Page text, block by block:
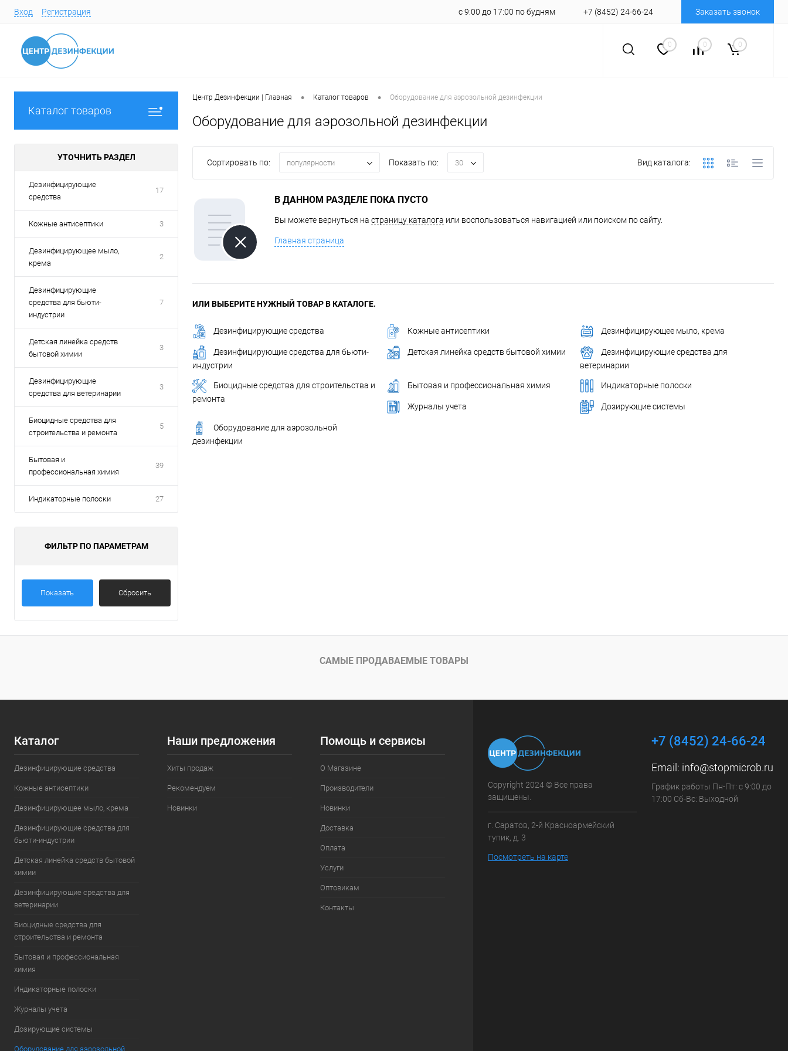
Вход Регистрация с 9:00 до 17:00 по будням +7 (8452) 24-66-24 Заказать звонок
0 0 0
Каталог товаров
УТОЧНИТЬ РАЗДЕЛ
Дезинфицирующие
средства
17
Кожные антисептики 3
Дезинфицирующее мыло,
крема
2
Дезинфицирующие
средства для бьюти-
индустрии
7
Детская линейка средств
бытовой химии
3
Дезинфицирующие
средства для ветеринарии
3
Биоцидные средства для
строительства и ремонта
5
Бытовая и
профессиональная химия
39
Индикаторные полоски 27
ФИЛЬТР ПО ПАРАМЕТРАМ
Показать Сбросить
Центр Дезинфекции | Главная • Каталог товаров • Оборудование для аэрозольной дезинфекции
Оборудование для аэрозольной дезинфекции
Сортировать по: популярности Показать по: 30 Вид каталога:
В ДАННОМ РАЗДЕЛЕ ПОКА ПУСТО
Вы можете вернуться на страницу каталога или воспользоваться навигацией или поиском по сайту.
Главная страница
ИЛИ ВЫБЕРИТЕ НУЖНЫЙ ТОВАР В КАТАЛОГЕ.
Дезинфицирующие средства Кожные антисептики Дезинфицирующее мыло, крема
Дезинфицирующие средства для бьюти-
индустрии
Детская линейка средств бытовой химии
Дезинфицирующие средства для
ветеринарии
Биоцидные средства для строительства и
ремонта
Бытовая и профессиональная химия Индикаторные полоски
Журналы учета Дозирующие системы
Оборудование для аэрозольной
дезинфекции
САМЫЕ ПРОДАВАЕМЫЕ ТОВАРЫ
Каталог
Дезинфицирующие средства
Кожные антисептики
Дезинфицирующее мыло, крема
Дезинфицирующие средства для
бьюти-индустрии
Детская линейка средств бытовой
химии
Дезинфицирующие средства для
ветеринарии
Биоцидные средства для
строительства и ремонта
Бытовая и профессиональная
химия
Индикаторные полоски
Журналы учета
Дозирующие системы
Оборудование для аэрозольной
Наши предложения
Хиты продаж
Рекомендуем
Новинки
Помощь и сервисы
О Магазине
Производители
Новинки
Доставка
Оплата
Услуги
Оптовикам
Контакты
Copyright 2024 © Все права
защищены.
г. Саратов, 2-й Красноармейский
тупик, д. 3
Посмотреть на карте
+7 (8452) 24-66-24
Email: info@stopmicrob.ru
График работы Пн-Пт: с 9:00 до
17:00 Сб-Вс: Выходной